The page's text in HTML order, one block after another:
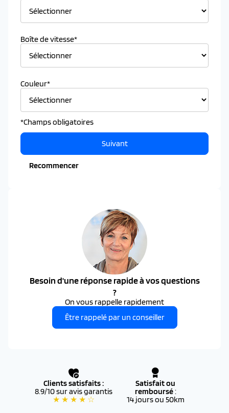
Boîte de vitesse*
Couleur*
*Champs obligatoires
Recommencer
Suivant
Besoin d'une réponse rapide à vos questions
?
On vous rappelle rapidement
Être rappelé par un conseiller
Clients satisfaits :
8.9/10 sur avis garantis
★ ★ ★ ★ ☆
Satisfait ou
remboursé:
14 jours ou 50km